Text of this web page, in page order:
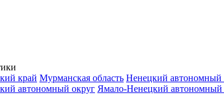
край Мурманская область Ненецкий автономный
автономный округ Ямало-Ненецкий автономный